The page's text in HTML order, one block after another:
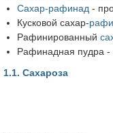
Сахар-рафинад -
Кусковой сахар-
Рафинированный
Рафинадная пудра -
1.1. Сахароза